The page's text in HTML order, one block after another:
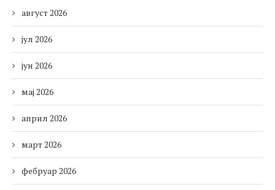
август 2026
јул 2026
јун 2026
мај 2026
април 2026
март 2026
фебруар 2026